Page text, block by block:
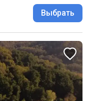
Выбрать